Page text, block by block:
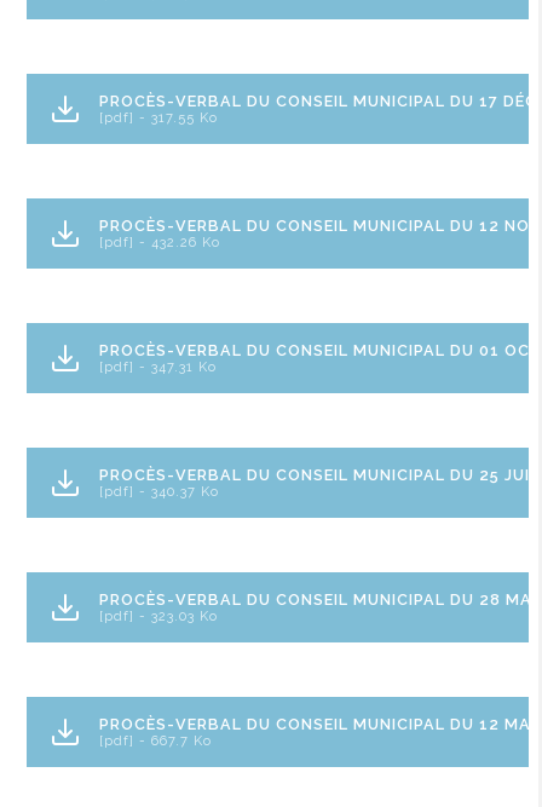
PROCÈS-VERBAL DU CONSEIL MUNICIPAL DU 17
[pdf] - 317.55 Ko
PROCÈS-VERBAL DU CONSEIL MUNICIPAL DU 12
[pdf] - 432.26 Ko
PROCÈS-VERBAL DU CONSEIL MUNICIPAL DU 01
[pdf] - 347.31 Ko
PROCÈS-VERBAL DU CONSEIL MUNICIPAL DU 25
[pdf] - 340.37 Ko
PROCÈS-VERBAL DU CONSEIL MUNICIPAL DU 28
[pdf] - 323.03 Ko
PROCÈS-VERBAL DU CONSEIL MUNICIPAL DU 12
[pdf] - 667.7 Ko